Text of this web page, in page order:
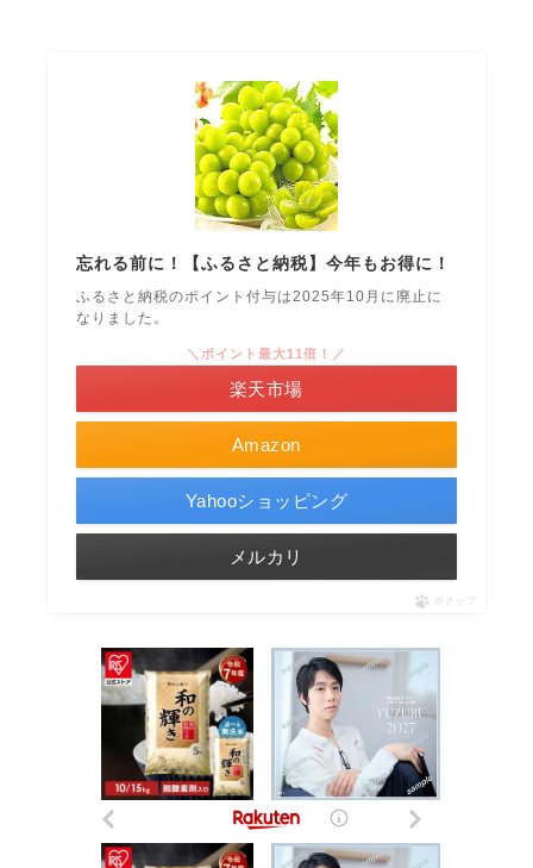
忘れる前に！【ふるさと納税】今年もお得に！
ふるさと納税のポイント付与は2025年10月に廃止に
なりました。
Amazon
＼ポイント最大11倍！／
楽天市場
Yahooショッピング
メルカリ
ポチップ